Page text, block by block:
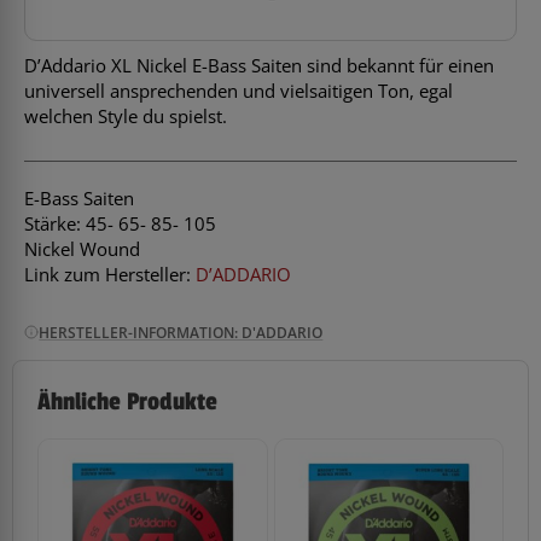
D’Addario XL Nickel E-Bass Saiten sind bekannt für einen
universell ansprechenden und vielsaitigen Ton, egal
welchen Style du spielst.
E-Bass Saiten
Stärke: 45- 65- 85- 105
Nickel Wound
Link zum Hersteller: D’ADDARIO
HERSTELLER-INFORMATION: D'ADDARIO
Ähnliche Produkte